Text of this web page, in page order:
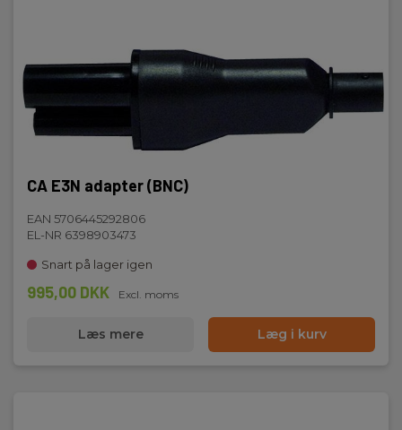
CA E3N adapter (BNC)
EAN 5706445292806
EL-NR 6398903473
Snart på lager igen
995,00 DKK Excl. moms
Læs mere Læg i kurv